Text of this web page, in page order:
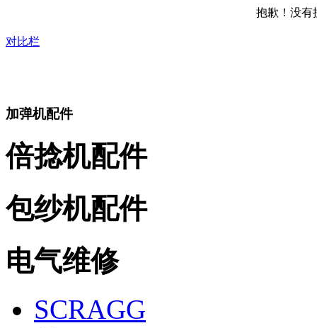
抱歉！没
对比栏
加弹机配件
倍捻机配件
包纱机配件
电气维修
SCRAGG